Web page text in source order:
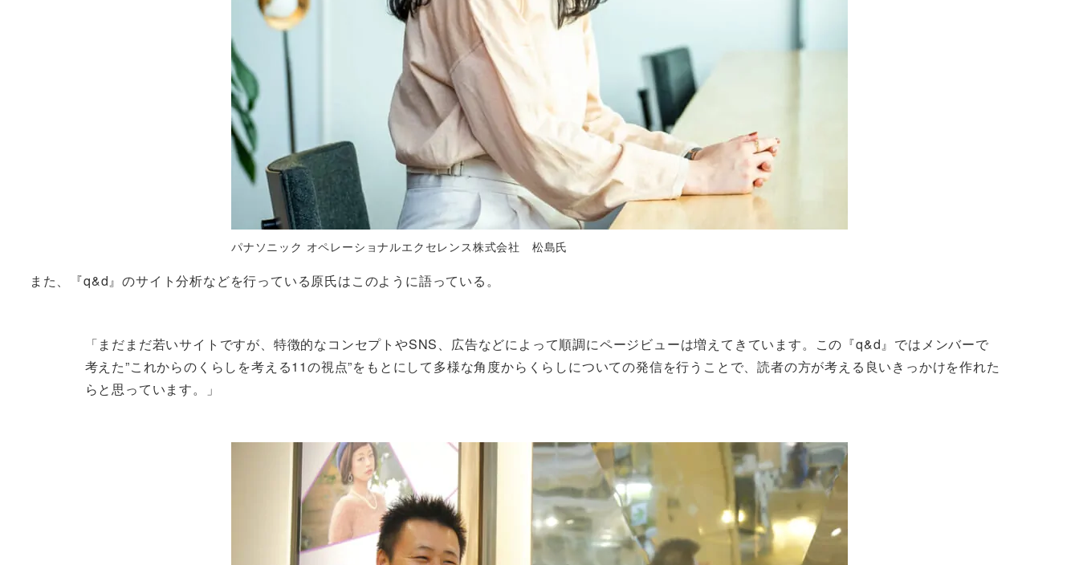
パナソニック オペレーショナルエクセレンス株式会社 松島氏
また、『q&d』のサイト分析などを行っている原氏はこのように語っている。
「まだまだ若いサイトですが、特徴的なコンセプトやSNS、広告などによって順調にページビューは増えてきています。この『q&d』ではメンバーで
考えた”これからのくらしを考える11の視点”をもとにして多様な角度からくらしについての発信を行うことで、読者の方が考える良いきっかけを作れた
らと思っています。」